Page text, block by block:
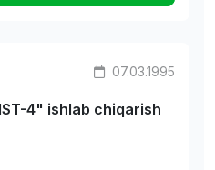
07.03.1995
4" ishlab chiqarish